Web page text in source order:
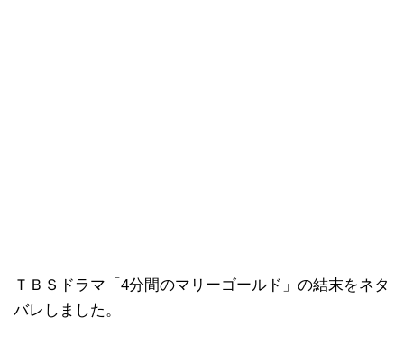
ＴＢＳドラマ「4分間のマリーゴールド」の結末をネタ
バレしました。